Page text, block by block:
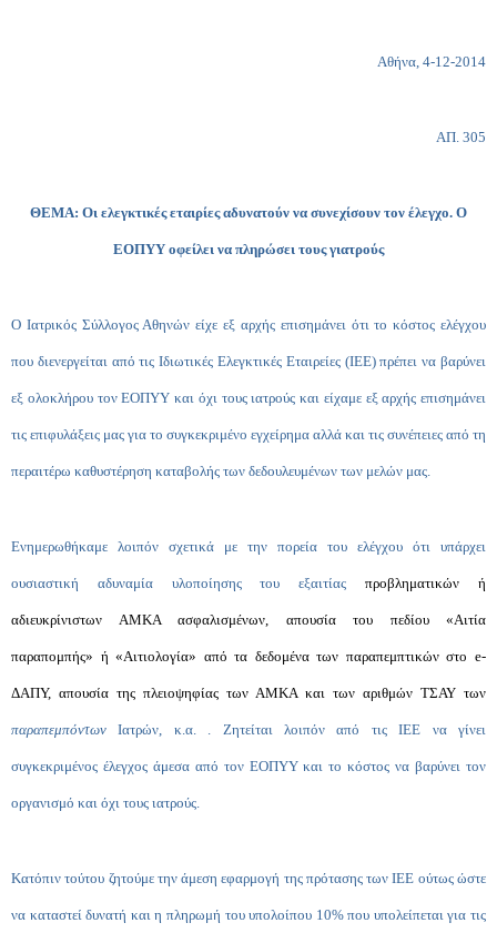
Αθήνα, 4-12-2014
ΑΠ. 305
ΘΕΜΑ: Οι ελεγκτικές εταιρίες αδυνατούν να συνεχίσουν τον έλεγχο. Ο
ΕΟΠΥΥ οφείλει να πληρώσει τους γιατρούς
Ο Ιατρικός Σύλλογος Αθηνών είχε εξ αρχής επισημάνει ότι το κόστος ελέγχου
που διενεργείται από τις Ιδιωτικές Ελεγκτικές Εταιρείες (ΙΕΕ) πρέπει να βαρύνει
εξ ολοκλήρου τον ΕΟΠΥΥ και όχι τους ιατρούς και είχαμε εξ αρχής επισημάνει
τις επιφυλάξεις μας για το συγκεκριμένο εγχείρημα αλλά και τις συνέπειες από τη
περαιτέρω καθυστέρηση καταβολής των δεδουλευμένων των μελών μας.
Ενημερωθήκαμε λοιπόν σχετικά με την πορεία του ελέγχου ότι υπάρχει
ουσιαστική αδυναμία υλοποίησης του εξαιτίαςπροβληματικών ή
αδιευκρίνιστων ΑΜΚΑ ασφαλισμένων, απουσία του πεδίου «Αιτία
παραπομπής» ή «Αιτιολογία» από τα δεδομένα των παραπεμπτικών στο e-
ΔΑΠΥ, απουσία της πλειοψηφίας των ΑΜΚΑ και των αριθμών ΤΣΑΥ των
παραπεμπόντωνΙατρών, κ.α. . Ζητείται λοιπόν από τις ΙΕΕ να γίνει
συγκεκριμένος έλεγχος άμεσα από τον ΕΟΠΥΥ και το κόστος να βαρύνει τον
οργανισμό και όχι τους ιατρούς.
Κατόπιν τούτου ζητούμε την άμεση εφαρμογή της πρότασης των ΙΕΕ ούτως ώστε
να καταστεί δυνατή και η πληρωμή του υπολοίπου 10% που υπολείπεται για τις